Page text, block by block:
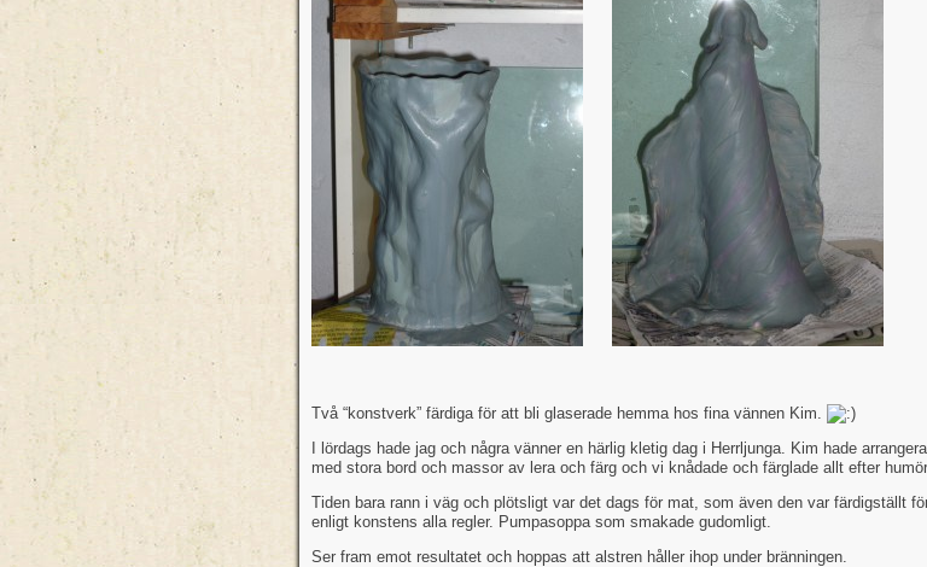
Två “konstverk” färdiga för att bli glaserade hemma hos fina vännen Kim.
I lördags hade jag och några vänner en härlig kletig dag i Herrljunga. Kim hade
med stora bord och massor av lera och färg och vi knådade och färglade allt efter humör.
Tiden bara rann i väg och plötsligt var det dags för mat, som även den var färdigställt
enligt konstens alla regler. Pumpasoppa som smakade gudomligt.
Ser fram emot resultatet och hoppas att alstren håller ihop under bränningen.